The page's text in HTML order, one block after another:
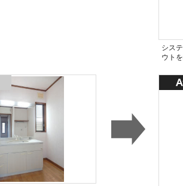
シス
ウト